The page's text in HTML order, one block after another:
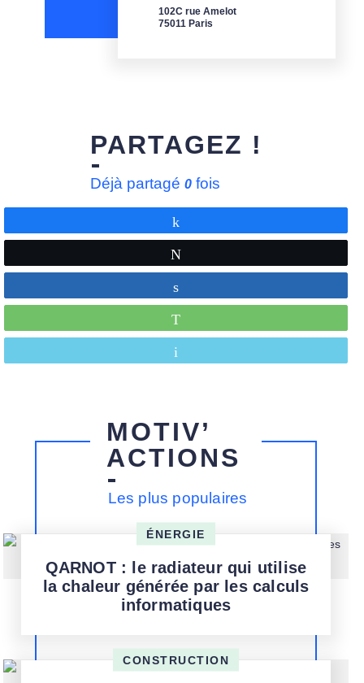
102C rue Amelot
75011 Paris
PARTAGEZ !
Déjà partagé 0fois
MOTIV’
ACTIONS
Les plus populaires
ÉNERGIE
QARNOT : le radiateur qui utilise
la chaleur générée par les calculs
informatiques
CONSTRUCTION